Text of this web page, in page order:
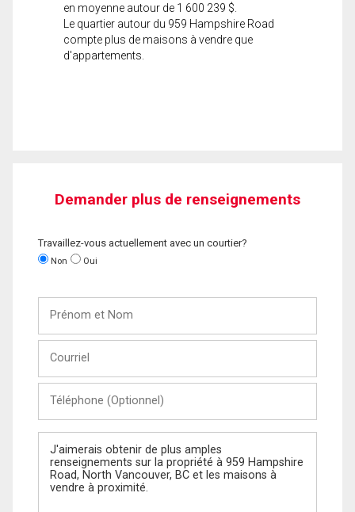
en moyenne autour de 1 600 239 $.
Le quartier autour du 959 Hampshire Road
compte plus de maisons à vendre que
d'appartements.
Demander plus de renseignements
Travaillez-vous actuellement avec un courtier?
Non Oui
Nom
(Optionnel)
Message